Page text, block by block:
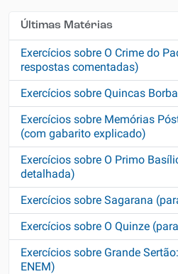
Últimas Matérias
Exercícios sobre O Crime do
respostas comentadas)
Exercícios sobre Quincas
Exercícios sobre Memórias
(com gabarito explicado)
Exercícios sobre O Primo
detalhada)
Exercícios sobre Sagarana
Exercícios sobre O Quinze
Exercícios sobre Grande
ENEM)